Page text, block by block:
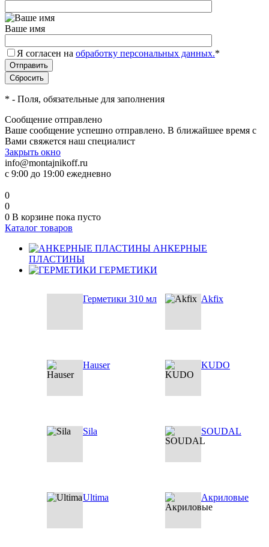
Ваше имя
Я согласен на обработку персональных данных.*
* - Поля, обязательные для заполнения
Сообщение отправлено
Ваше сообщение успешно отправлено. В ближайшее время с
Вами свяжется наш специалист
Закрыть окно
info@montajnikoff.ru
с 9:00 до 19:00 ежедневно
0
0
0 В корзине пока пусто
Каталог товаров
АНКЕРНЫЕ
ПЛАСТИНЫ
ГЕРМЕТИКИ
Герметики 310 мл Akfix
Hauser KUDO
Sila SOUDAL
Ultima Акриловые